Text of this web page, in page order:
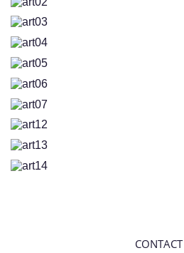
CONTACT